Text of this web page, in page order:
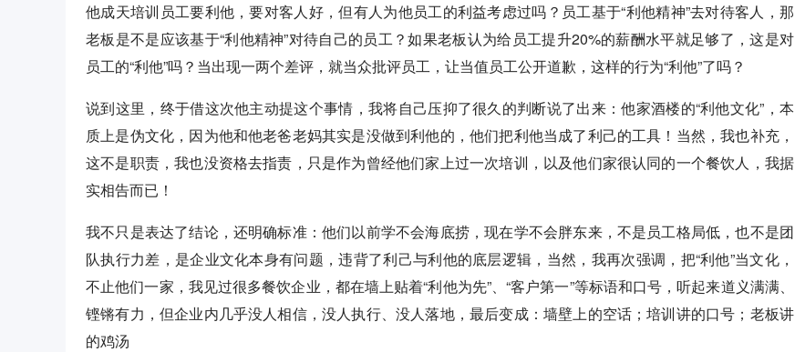
他成天培训员工要利他，要对客人好，但有人为他员工的利益考虑过吗？员工基于“利他精神”去对待客人，那
老板是不是应该基于“利他精神”对待自己的员工？如果老板认为给员工提升20%的薪酬水平就足够了，这是对
员工的“利他”吗？当出现一两个差评，就当众批评员工，让当值员工公开道歉，这样的行为“利他”了吗？
说到这里，终于借这次他主动提这个事情，我将自己压抑了很久的判断说了出来：他家酒楼的“利他文化”，本
质上是伪文化，因为他和他老爸老妈其实是没做到利他的，他们把利他当成了利己的工具！当然，我也补充，
这不是职责，我也没资格去指责，只是作为曾经他们家上过一次培训，以及他们家很认同的一个餐饮人，我据
实相告而已！
我不只是表达了结论，还明确标准：他们以前学不会海底捞，现在学不会胖东来，不是员工格局低，也不是团
队执行力差，是企业文化本身有问题，违背了利己与利他的底层逻辑，当然，我再次强调，把“利他”当文化，
不止他们一家，我见过很多餐饮企业，都在墙上贴着“利他为先”、“客户第一”等标语和口号，听起来道义满满、
铿锵有力，但企业内几乎没人相信，没人执行、没人落地，最后变成：墙壁上的空话；培训讲的口号；老板讲
的鸡汤